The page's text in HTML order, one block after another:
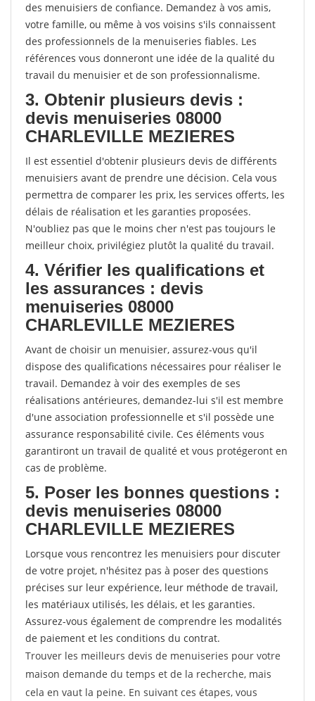
des menuisiers de confiance. Demandez à vos amis,
votre famille, ou même à vos voisins s'ils connaissent
des professionnels de la menuiseries fiables. Les
références vous donneront une idée de la qualité du
travail du menuisier et de son professionnalisme.
3. Obtenir plusieurs devis :
devis menuiseries 08000
CHARLEVILLE MEZIERES
Il est essentiel d'obtenir plusieurs devis de différents
menuisiers avant de prendre une décision. Cela vous
permettra de comparer les prix, les services offerts, les
délais de réalisation et les garanties proposées.
N'oubliez pas que le moins cher n'est pas toujours le
meilleur choix, privilégiez plutôt la qualité du travail.
4. Vérifier les qualifications et
les assurances : devis
menuiseries 08000
CHARLEVILLE MEZIERES
Avant de choisir un menuisier, assurez-vous qu'il
dispose des qualifications nécessaires pour réaliser le
travail. Demandez à voir des exemples de ses
réalisations antérieures, demandez-lui s'il est membre
d'une association professionnelle et s'il possède une
assurance responsabilité civile. Ces éléments vous
garantiront un travail de qualité et vous protégeront en
cas de problème.
5. Poser les bonnes questions :
devis menuiseries 08000
CHARLEVILLE MEZIERES
Lorsque vous rencontrez les menuisiers pour discuter
de votre projet, n'hésitez pas à poser des questions
précises sur leur expérience, leur méthode de travail,
les matériaux utilisés, les délais, et les garanties.
Assurez-vous également de comprendre les modalités
de paiement et les conditions du contrat.
Trouver les meilleurs devis de menuiseries pour votre
maison demande du temps et de la recherche, mais
cela en vaut la peine. En suivant ces étapes, vous